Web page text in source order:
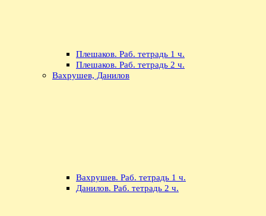
Плешаков. Раб. тетрадь 1 ч.
Плешаков. Раб. тетрадь 2 ч.
Вахрушев, Данилов
Вахрушев. Раб. тетрадь 1 ч.
Данилов. Раб. тетрадь 2 ч.